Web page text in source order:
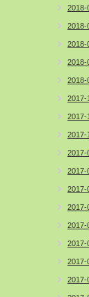
2018-
2018-
2018-
2018-
2018-
2017-
2017-
2017-
2017-
2017-
2017-
2017-
2017-
2017-
2017-
2017-